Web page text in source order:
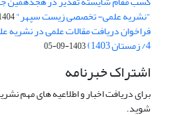
"نشریه علمی- تخصصی زیست سپهر"08-16
فراخوان دریافت مقالات علمی در
4/ زمستان 1403) 1403-09-05
اشتراک خبرنامه
برای دریافت اخبار و اطلاعیه های مهم
شوید.